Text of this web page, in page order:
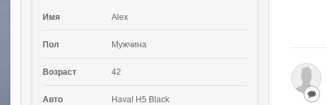
Имя Alex
Пол Мужчина
Возраст 42
Авто Haval H5 Black